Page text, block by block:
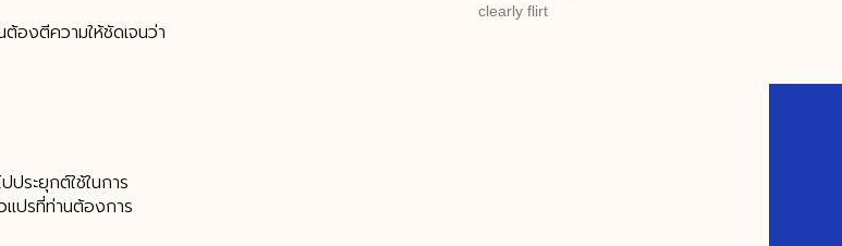
องตีความให้ชัดเจนว่า
ระยุกต์ใช้ในการ
ปรที่ท่านต้องการ
clearly flirt